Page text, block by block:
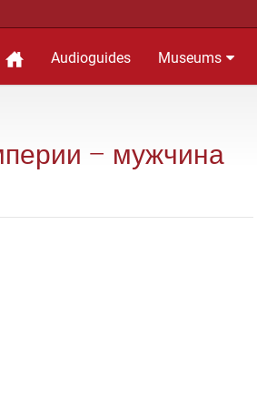
Audioguides Museums
– мужчина